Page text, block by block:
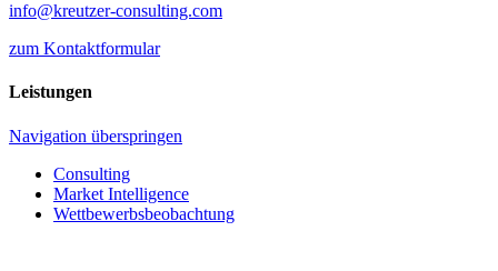
info@kreutzer-consulting.com
zum Kontaktformular
Leistungen
Navigation überspringen
Consulting
Market Intelligence
Wettbewerbs­beobachtung